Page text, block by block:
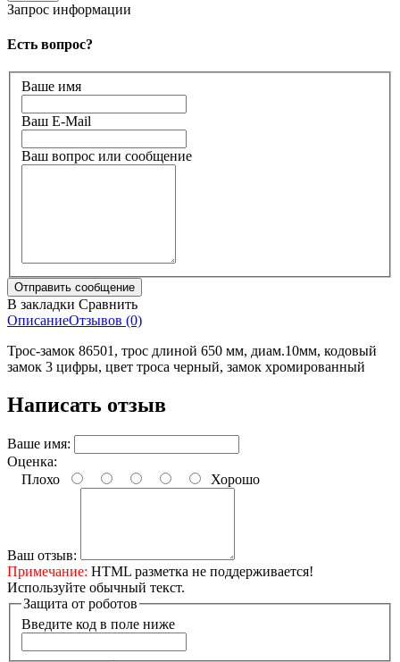
Запрос информации
Есть вопрос?
Ваше имя
Ваш E-Mail
Ваш вопрос или сообщение
В закладки Сравнить
ОписаниеОтзывов (0)
Трос-замок 86501, трос длиной 650 мм, диам.10мм, кодовый
замок 3 цифры, цвет троса черный, замок хромированный
Написать отзыв
Ваше имя:
Оценка:
Плохо
Хорошо
Ваш отзыв:
Примечание: HTML разметка не поддерживается!
Используйте обычный текст.
Защита от роботов
Введите код в поле ниже